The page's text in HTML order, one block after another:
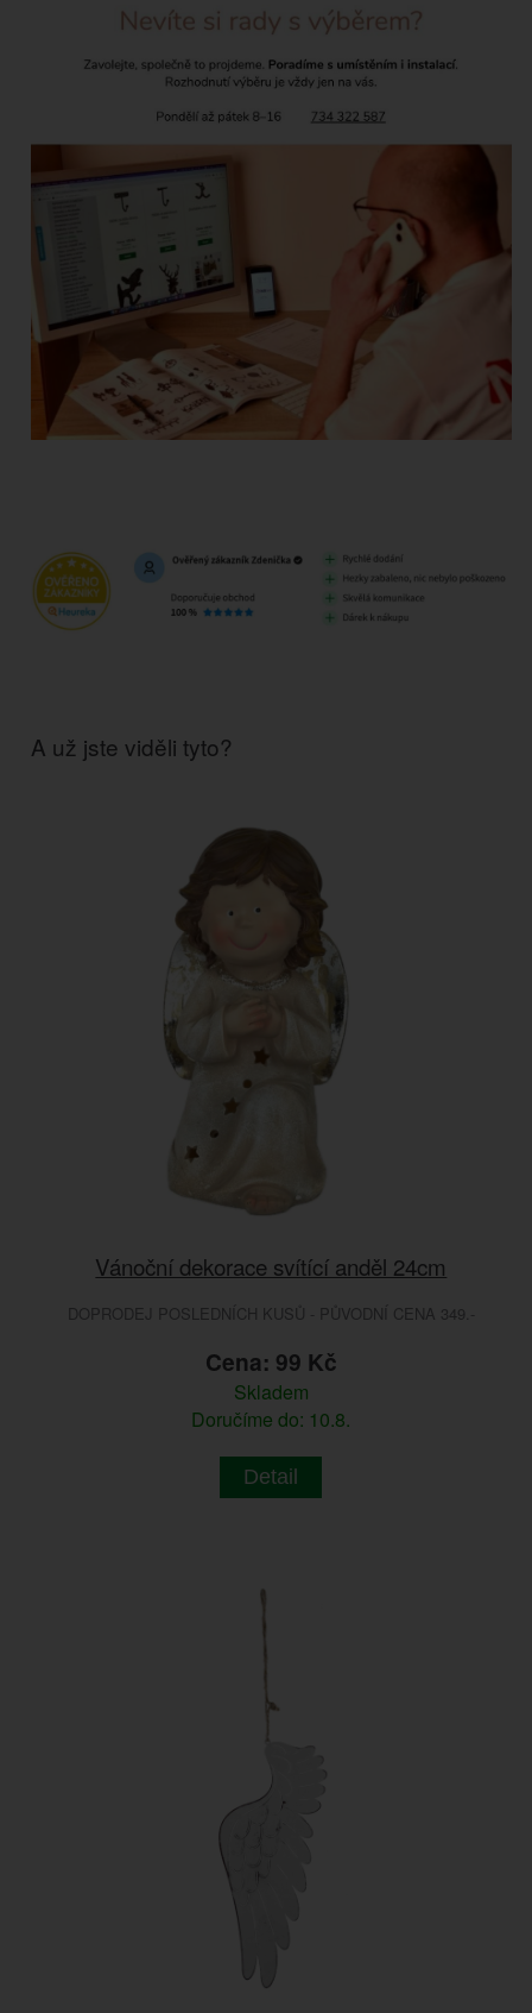
A už jste viděli tyto?
Vánoční dekorace svítící anděl 24cm
DOPRODEJ POSLEDNÍCH KUSŮ - PŮVODNÍ CENA 349.-
Cena: 99 Kč
Skladem
Doručíme do: 10.8.
Detail